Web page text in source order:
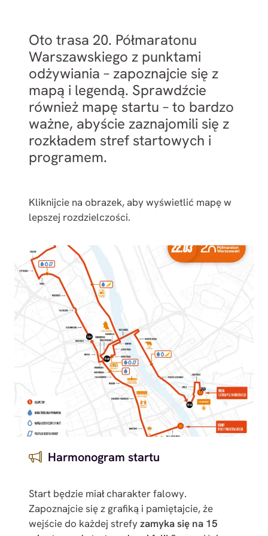
Oto trasa 20. Półmaratonu
Warszawskiego z punktami
odżywiania – zapoznajcie się z
mapą i legendą. Sprawdźcie
również mapę startu – to bardzo
ważne, abyście zaznajomili się z
rozkładem stref startowych i
programem.
Kliknijcie na obrazek, aby wyświetlić mapę w
lepszej rozdzielczości.
Harmonogram startu
Start będzie miał charakter falowy.
Zapoznajcie się z grafiką i pamiętajcie, że
wejście do każdej strefyzamyka się na 15